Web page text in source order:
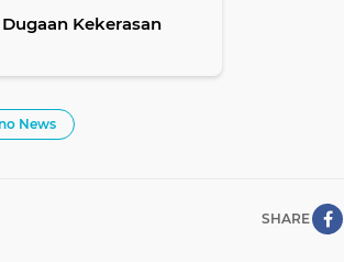
Kekerasan
News
SHARE